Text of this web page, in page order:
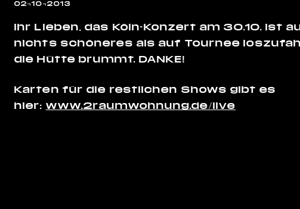
02¬10¬2013
Ihr Lieben, das Köln-Konzert am 30.10. ist
nichts schöneres als auf Tournee
die Hütte brummt. DANKE!
Karten für die restlichen Shows gibt es
hier: www.2raumwohnung.de/live